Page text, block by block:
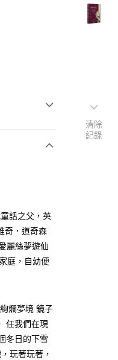
話之父，英
奇．道奇森
麗絲夢遊仙
庭，自幼便
爛夢境 鏡子
任我們在現
冬日的下雪
玩著玩著，
清除
紀錄